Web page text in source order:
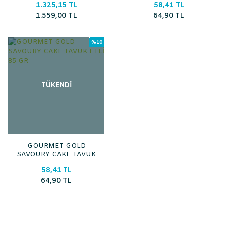
1.325,15 TL
1.559,00 TL
58,41 TL
64,90 TL
%10
TÜKENDİ
GOURMET GOLD
SAVOURY CAKE TAVUK
58,41 TL
64,90 TL